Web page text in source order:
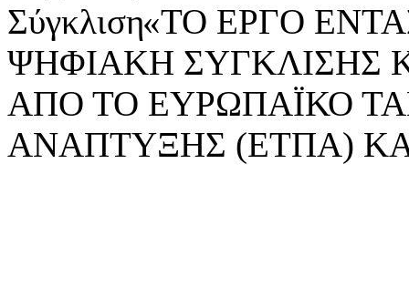
«ΤΟ ΕΡΓΟ
ΨΗΦΙΑΚΗ ΣΥΓΚΛΙΣΗΣ
ΑΠΟ ΤΟ ΕΥΡΩΠΑΪΚΟ
ΑΝΑΠΤΥΞΗΣ (ΕΤΠΑ)